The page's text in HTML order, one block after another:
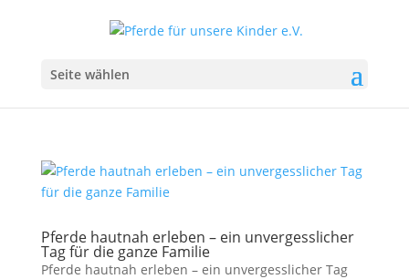
Seite wählen
Pferde hautnah erleben – ein unvergesslicher
Tag für die ganze Familie
Pferde hautnah erleben – ein unvergesslicher Tag